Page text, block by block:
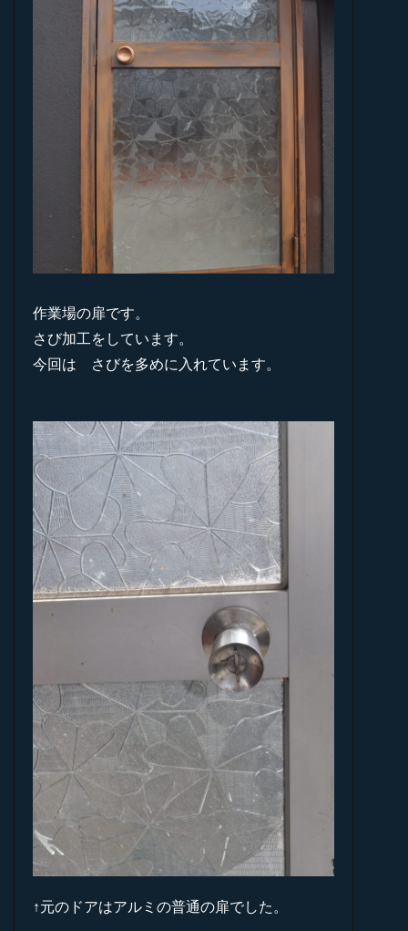
作業場の扉です。
さび加工をしています。
今回は さびを多めに入れています。
↑元のドアはアルミの普通の扉でした。